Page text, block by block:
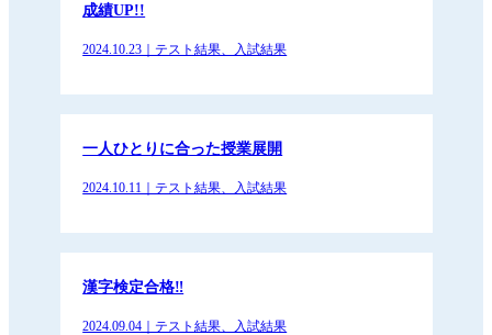
成績UP!!
2024.10.23｜テスト結果、入試結果
一人ひとりに合った授業展開
2024.10.11｜テスト結果、入試結果
漢字検定合格‼
2024.09.04｜テスト結果、入試結果